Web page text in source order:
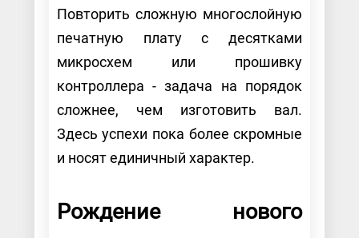
Повторить сложную многослойную
печатную плату с десятками
микросхем или прошивку
контроллера - задача на порядок
сложнее, чем изготовить вал.
Здесь успехи пока более скромные
и носят единичный характер.
Рождение нового